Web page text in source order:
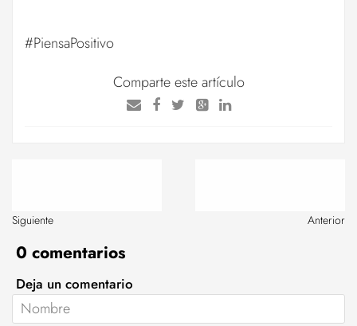
#PiensaPositivo
Comparte este artículo
Anterior
Siguiente
0 comentarios
Deja un comentario
Nombre